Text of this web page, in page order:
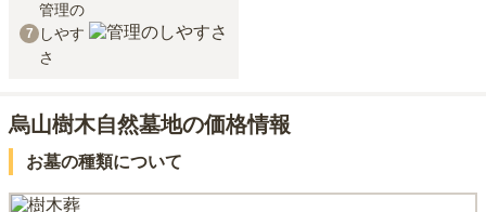
7
管理の
しやす
さ
烏山樹木自然墓地の価格情報
お墓の種類について